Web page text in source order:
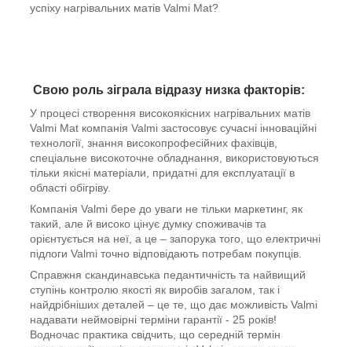
успіху нагрівальних матів Valmi Mat?
Свою роль зіграла відразу низка факторів:
У процесі створення високоякісних нагрівальних матів
Valmi Mat компанія Valmi застосовує сучасні інноваційні
технології, знання високопрофесійних фахівців,
спеціальне високоточне обладнання, використовуються
тільки якісні матеріали, придатні для експлуатації в
області обігріву.
Компанія Valmi бере до уваги не тільки маркетинг, як
такий, але й високо цінує думку споживачів та
орієнтується на неї, а це – запорука того, що електричні
підлоги Valmi точно відповідають потребам покупців.
Справжня скандинавська педантичність та найвищий
ступінь контролю якості як виробів загалом, так і
найдрібніших деталей – це те, що дає можливість Valmi
надавати неймовірні терміни гарантії - 25 років!
Водночас практика свідчить, що середній термін